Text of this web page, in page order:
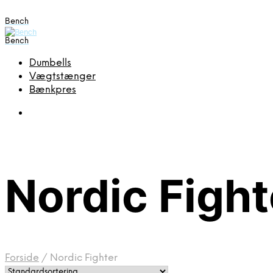
Bench
Bench
Dumbells
Vægtstænger
Bænkpres
Nordic
Forside / Nordic Fighter